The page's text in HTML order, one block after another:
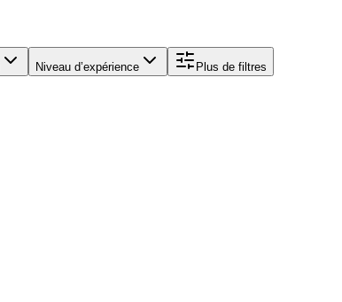
Niveau d’expérience Plus de filtres